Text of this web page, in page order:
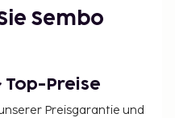
out-zeitpunkt: 11:00.
Sembo
Top-Preise
Preisgarantie und